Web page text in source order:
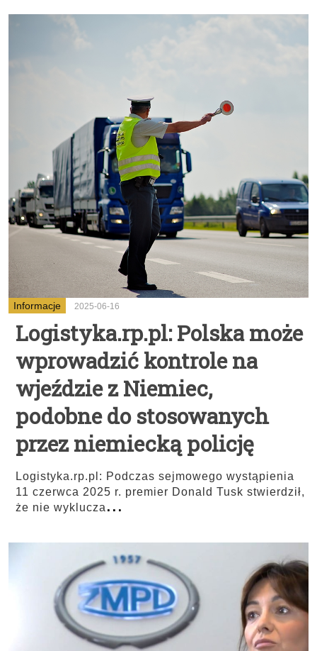
Informacje 2025-06-16
Logistyka.rp.pl: Polska może
wprowadzić kontrole na
wjeździe z Niemiec,
podobne do stosowanych
przez niemiecką policję
Logistyka.rp.pl: Podczas sejmowego wystąpienia
11 czerwca 2025 r. premier Donald Tusk stwierdził,
że nie wyklucza...